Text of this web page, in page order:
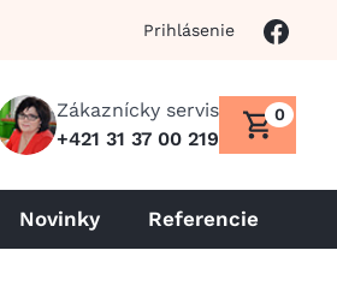
Prihlásenie
Zákaznícky servis
+421 31 37 00 219
0
Novinky Referencie